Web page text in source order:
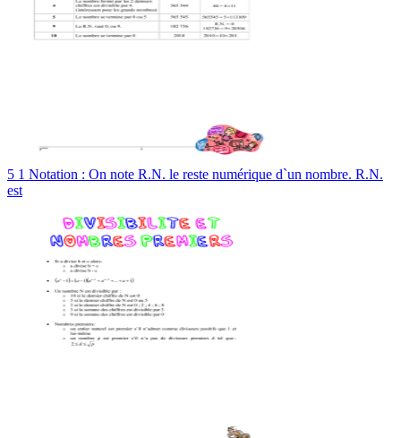
5 1 Notation : On note R.N. le reste numérique d`un nombre. R.N.
est